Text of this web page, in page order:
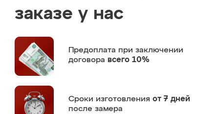
заказе у нас
Предоплата при заключении
договора всего 10%
Сроки изготовления от 7 дней
после замера